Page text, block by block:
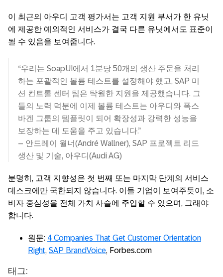
이 최근의 아우디 고객 평가서는 고객 지원 부서가 한 유닛
에 제공한 예외적인 서비스가 결국 다른 유닛에서도 표준이
될 수 있음을 보여줍니다.
“우리는 SoapUI에서 1분당 50개의 생산 주문을 처리
하는 포괄적인 볼륨 테스트를 설정해야 했고, SAP 미
션 컨트롤 센터 팀은 탁월한 지원을 제공했습니다. 그
들의 노력 덕분에 이제 볼륨 테스트는 아우디와 폭스
바겐 그룹의 템플릿이 되어 확장성과 강력한 성능을
보장하는 데 도움을 주고 있습니다.”
– 안드레이 월너(André Wallner), SAP 프로젝트 리드
생산 및 기술, 아우디(Audi AG)
분명히, 고객 지향성은 첫 번째 또는 마지막 단계의 서비스
데스크에만 국한되지 않습니다. 이들 기업이 보여주듯이, 소
비자 중심성을 전체 가치 사슬에 주입할 수 있으며, 그래야
합니다.
원문: 4 Companies That Get Customer Orientation
Right, SAP BrandVoice, Forbes.com
태그: